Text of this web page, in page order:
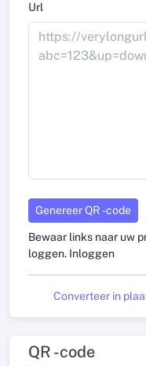
Url
Genereer QR -code
Bewaar links naar uw
loggen. Inloggen
Converteer in
QR -code